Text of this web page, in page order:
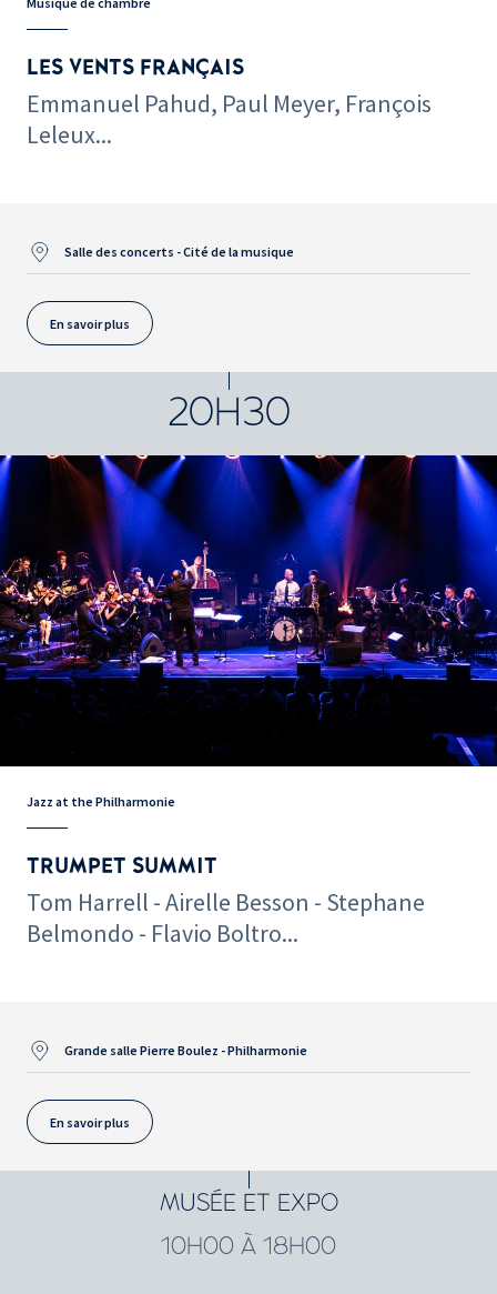
LES VENTS FRANÇAIS
Emmanuel Pahud, Paul Meyer, François
Leleux...
Salle des concerts - Cité de la musique
En savoir plus
20H30
Jazz at the Philharmonie
TRUMPET SUMMIT
Tom Harrell - Airelle Besson - Stephane
Belmondo - Flavio Boltro...
Grande salle Pierre Boulez - Philharmonie
En savoir plus
MUSÉE ET EXPO
10H00 À 18H00